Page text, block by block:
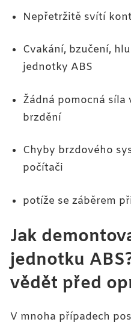
Nepřetržitě svítí
Cvakání, bzučení,
jednotky ABS
Žádná pomocná
brzdění
Chyby brzdového
počítači
potíže se záběrem
Jak
jednotku
vědět před
V mnoha případech